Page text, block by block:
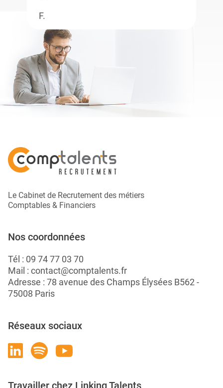
F.
Le Cabinet de Recrutement des métiers
Comptables & Financiers
Nos coordonnées
Tél : 09 74 77 03 70
Mail : contact@comptalents.fr
Adresse : 78 avenue des Champs Élysées B562 -
75008 Paris
Réseaux sociaux
Travailler chez Linking Talents